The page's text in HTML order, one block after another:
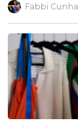
Fabbi Cunha